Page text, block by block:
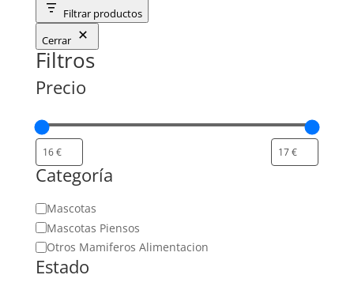
Filtrar productos
Cerrar
Filtros
Precio
Categoría
Categoría
Mascotas
Mascotas Piensos
Otros Mamiferos Alimentacion
Estado